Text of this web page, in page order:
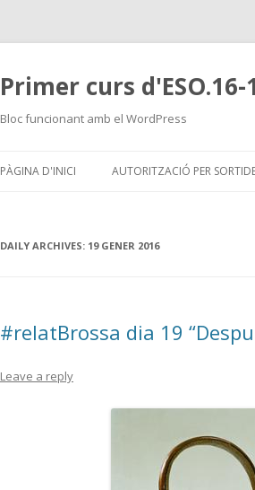
Primer curs
Bloc funcionant amb el WordPress
PÀGINA D'INICI AUTORITZACIÓ PER
DAILY ARCHIVES: 19 GENER 2016
#relatBrossa dia 19
Leave a reply